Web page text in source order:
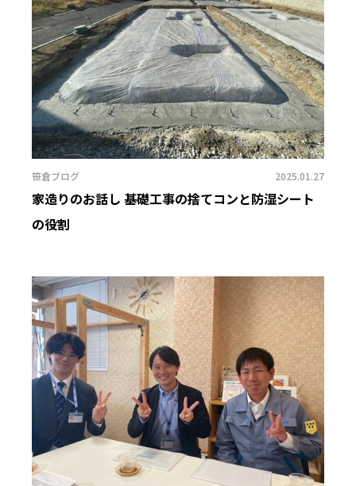
笹倉ブログ 2025.01.27
家造りのお話し 基礎工事の捨てコンと防湿シート
の役割